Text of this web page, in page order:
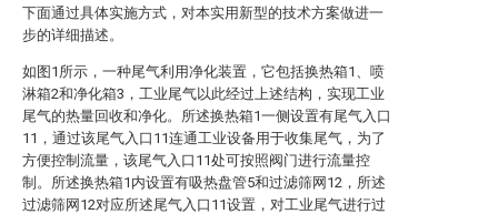
下面通过具体实施方式，对本实用新型的技术方案做进一
步的详细描述。
如图1所示，一种尾气利用净化装置，它包括换热箱1、喷
淋箱2和净化箱3，工业尾气以此经过上述结构，实现工业
尾气的热量回收和净化。所述换热箱1一侧设置有尾气入口
11，通过该尾气入口11连通工业设备用于收集尾气，为了
方便控制流量，该尾气入口11处可按照阀门进行流量控
制。所述换热箱1内设置有吸热盘管5和过滤筛网12，所述
过滤筛网12对应所述尾气入口11设置，对工业尾气进行过